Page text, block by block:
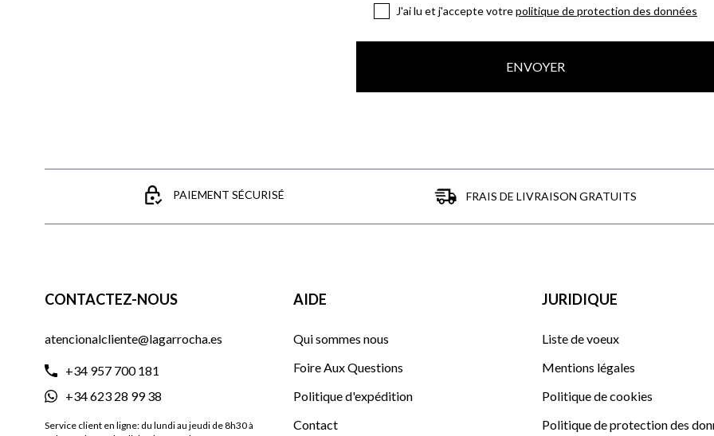
J'ai lu et j'accepte votrepolitique de protection des données
ENVOYER
PAIEMENT SÉCURISÉ FRAIS DE LIVRAISON GRATUITS
CONTACTEZ-NOUS
atencionalcliente@lagarrocha.es
+34 957 700 181
+34 623 28 99 38
Service client en ligne: du lundi au jeudi de 8h30 à
AIDE
Qui sommes nous
Foire Aux Questions
Politique d'expédition
Contact
JURIDIQUE
Liste de voeux
Mentions légales
Politique de cookies
Politique de protection des